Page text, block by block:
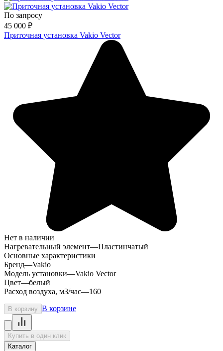
По запросу
45 000 ₽
Приточная установка Vakio Vector
Нет в наличии
Нагревательный элемент—Пластинчатый
Основные характеристики
Бренд—Vakio
Модель установки—Vakio Vector
Цвет—белый
Расход воздуха, м3/час—160
В корзину В корзине
Купить в один клик
Каталог